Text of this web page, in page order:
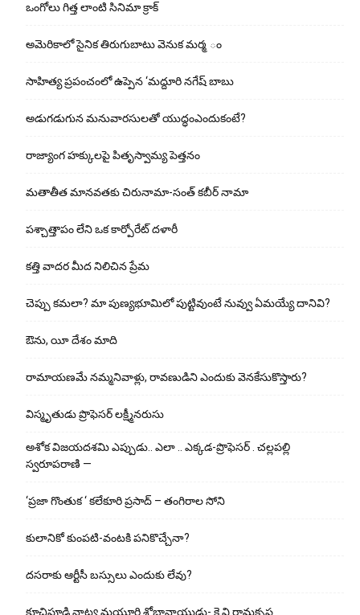
ఒంగోలు గిత్త లాంటి సినిమా క్రాక్
అమెరికాలో సైనిక తిరుగుబాటు వెనుక మర్మ ం
సాహిత్య ప్రపంచంలో ఉప్పెన ‘మద్దూరి నగేష్ బాబు
అడుగ‌డుగున మ‌నువార‌సుల‌తో యుద్ధంఎందుకంటే?
రాజ్యాంగ హక్కులపై పితృస్వామ్య పెత్తనం
మతాతీత మానవతకు చిరునామా-సంత్ కబీర్ నామా
పశ్చాత్తాపం లేని ఒక కార్పోరేట్ దళారీ
కత్తి వాదర మీద నిలిచిన ప్రేమ
చెప్పు క‌మ‌లా? మా పుణ్యభూమిలో పుట్టివుంటే నువ్వు ఏమయ్యే దానివి?
ఔను, యీ దేశం మాది
రామాయణమే నమ్మనివాళ్లు, రావణుడిని ఎందుకు వెనకేసుకొస్తారు?
విస్మృతుడు ప్రొఫెసర్ లక్ష్మీనరుసు
అశోక విజ‌య‌ద‌శ‌మి ఎప్పుడు.. ఎలా .. ఎక్క‌డ‌-ప్రొఫెసర్ . చల్లపల్లి
స్వరూపరాణి —
‘ప్రజా గొంతుక ‘ కలేకూరి ప్రసాద్ – తంగిరాల సోని
కులానికో కుంప‌టి-వంట‌కి ప‌నికొచ్చేనా?
ద‌స‌రాకు ఆర్టీసీ బ‌స్సులు ఎందుకు లేవు?
కూచిపూడి నాట్య మ‌యూరి శోభానాయుడు- కె.వి.రామకృష్ణ